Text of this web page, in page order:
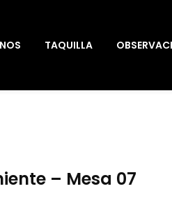
TAQUILLA
– Mesa 07